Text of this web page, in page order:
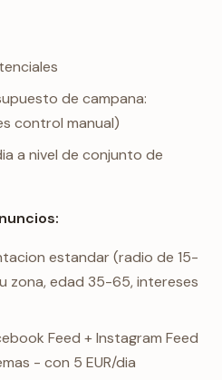
de campana:
control manual)
a nivel de conjunto de
estandar (radio de 15-
zona, edad 35-65, intereses
Feed + Instagram Feed
- con 5 EUR/dia